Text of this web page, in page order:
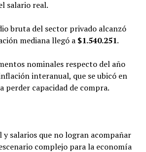
salario real.
bruta del sector privado alcanzó
mediana llegó a $1.540.251.
nominales respecto del año
interanual, que se ubicó en
perder capacidad de compra.
salarios que no logran acompañar
complejo para la economía